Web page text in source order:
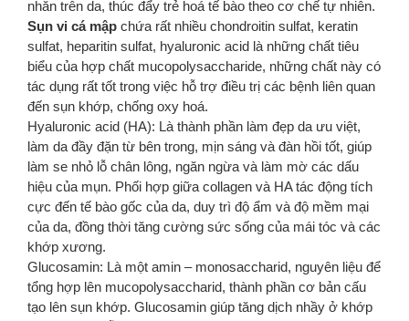
nhăn trên da, thúc đẩy trẻ hoá tế bào theo cơ chế tự nhiên.
Sụn vi cá mập chứa rất nhiều chondroitin sulfat, keratin
sulfat, heparitin sulfat, hyaluronic acid là những chất tiêu
biểu của hợp chất mucopolysaccharide, những chất này có
tác dụng rất tốt trong việc hỗ trợ điều trị các bệnh liên quan
đến sụn khớp, chống oxy hoá.
Hyaluronic acid (HA): Là thành phần làm đẹp da ưu việt,
làm da đầy đặn từ bên trong, mịn sáng và đàn hồi tốt, giúp
làm se nhỏ lỗ chân lông, ngăn ngừa và làm mờ các dấu
hiệu của mụn. Phối hợp giữa collagen và HA tác động tích
cực đến tế bào gốc của da, duy trì độ ẩm và độ mềm mại
của da, đồng thời tăng cường sức sống của mái tóc và các
khớp xương.
Glucosamin: Là một amin – monosaccharid, nguyên liệu để
tổng hợp lên mucopolysaccharid, thành phần cơ bản cấu
tạo lên sụn khớp. Glucosamin giúp tăng dịch nhầy ở khớp